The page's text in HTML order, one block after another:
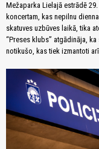
Mežaparka Lielajā estrādē
koncertam, kas nepilnu
skatuves uzbūves laikā, tika
“Preses klubs” atgādināja,
notikušo, kas tiek izmantoti